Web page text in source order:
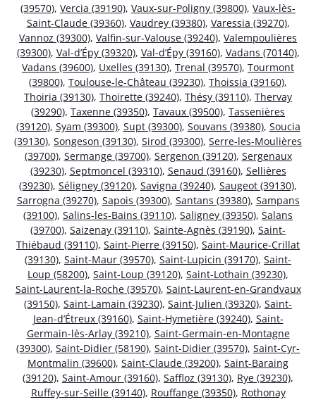
(39570), Vercia (39190), Vaux-sur-Poligny (39800), Vaux-lès-
Saint-Claude (39360), Vaudrey (39380), Varessia (39270),
Vannoz (39300), Valfin-sur-Valouse (39240), Valempoulières
(39300), Val-d’Épy (39320), Val-d’Épy (39160), Vadans (70140),
Vadans (39600), Uxelles (39130), Trenal (39570), Tourmont
(39800), Toulouse-le-Château (39230), Thoissia (39160),
Thoiria (39130), Thoirette (39240), Thésy (39110), Thervay
(39290), Taxenne (39350), Tavaux (39500), Tassenières
(39120), Syam (39300), Supt (39300), Souvans (39380), Soucia
(39130), Songeson (39130), Sirod (39300), Serre-les-Moulières
(39700), Sermange (39700), Sergenon (39120), Sergenaux
(39230), Septmoncel (39310), Senaud (39160), Sellières
(39230), Séligney (39120), Savigna (39240), Saugeot (39130),
Sarrogna (39270), Sapois (39300), Santans (39380), Sampans
(39100), Salins-les-Bains (39110), Saligney (39350), Salans
(39700), Saizenay (39110), Sainte-Agnès (39190), Saint-
Thiébaud (39110), Saint-Pierre (39150), Saint-Maurice-Crillat
(39130), Saint-Maur (39570), Saint-Lupicin (39170), Saint-
Loup (58200), Saint-Loup (39120), Saint-Lothain (39230),
Saint-Laurent-la-Roche (39570), Saint-Laurent-en-Grandvaux
(39150), Saint-Lamain (39230), Saint-Julien (39320), Saint-
Jean-d’Étreux (39160), Saint-Hymetière (39240), Saint-
Germain-lès-Arlay (39210), Saint-Germain-en-Montagne
(39300), Saint-Didier (58190), Saint-Didier (39570), Saint-Cyr-
Montmalin (39600), Saint-Claude (39200), Saint-Baraing
(39120), Saint-Amour (39160), Saffloz (39130), Rye (39230),
Ruffey-sur-Seille (39140), Rouffange (39350), Rothonay